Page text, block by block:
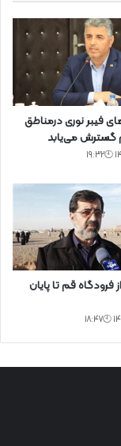
فیبر نوری درمناطق
می‌یابد
فرودگاه قم تا پایان